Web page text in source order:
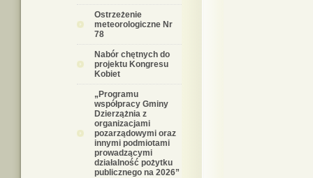
Ostrzeżenie
meteorologiczne Nr
78
Nabór chętnych do
projektu Kongresu
Kobiet
„Programu
współpracy Gminy
Dzierzążnia z
organizacjami
pozarządowymi oraz
innymi podmiotami
prowadzącymi
działalność pożytku
publicznego na 2026”